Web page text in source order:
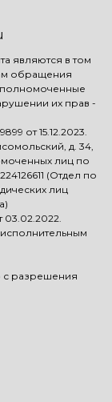
являются в том
обращения
их прав -
от 15.12.2023.
д. 34,
лиц по
(Отдел по
лиц
с разрешения